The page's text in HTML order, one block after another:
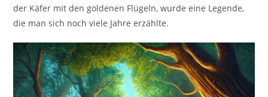
der Käfer mit den goldenen Flügeln, wurde eine Legende,
die man sich noch viele Jahre erzählte.